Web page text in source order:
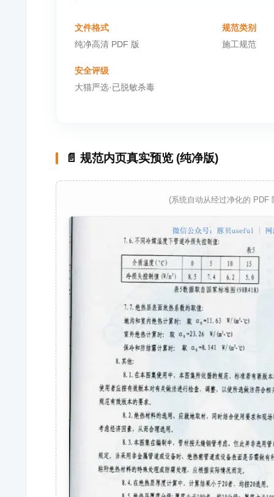
文件格式
纯净高清 PDF 版
规范类别
施工规范
安全评级
大猫严选·已脱敏杀毒
📄 规范内页真实预览 (纯净版)
(系统自动从经过净化的 PDF